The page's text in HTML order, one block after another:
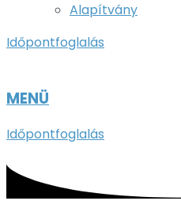
Alapítvány
Időpontfoglalás
MENÜ
Időpontfoglalás